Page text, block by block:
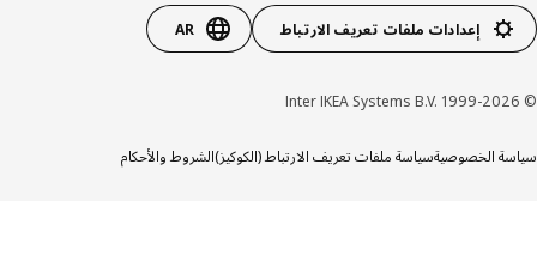
إعدادات ملفات تعريف الارتباط AR
الخصوصيةسياسة ملفات تعريف الارتباط (الكوكيز)الشروط والأحكام